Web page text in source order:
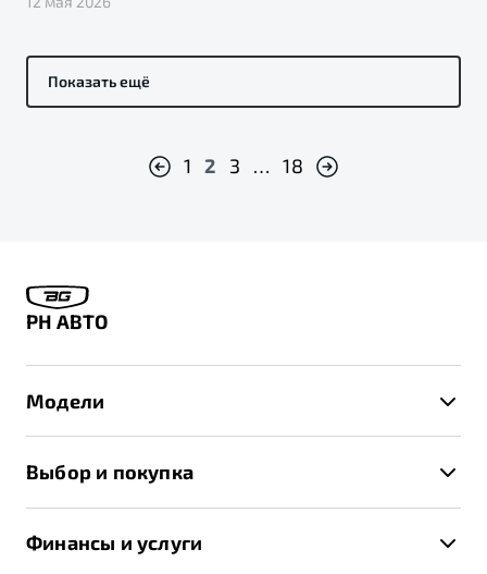
Показать ещё
1 2 3 … 18
РН АВТО
Модели
X70
Выбор и покупка
Спецпредложения и Акции
Финансы и услуги